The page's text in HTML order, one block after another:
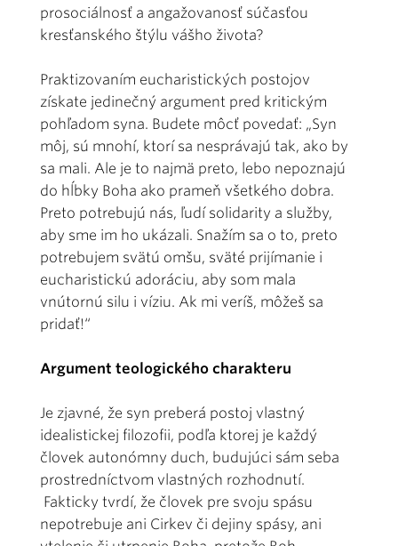
prosociálnosť a angažovanosť súčasťou
kresťanského štýlu vášho života?
Praktizovaním eucharistických postojov
získate jedinečný argument pred kritickým
pohľadom syna. Budete môcť povedať: „Syn
môj, sú mnohí, ktorí sa nesprávajú tak, ako by
sa mali. Ale je to najmä preto, lebo nepoznajú
do hĺbky Boha ako prameň všetkého dobra.
Preto potrebujú nás, ľudí solidarity a služby,
aby sme im ho ukázali. Snažím sa o to, preto
potrebujem svätú omšu, sväté prijímanie i
eucharistickú adoráciu, aby som mala
vnútornú silu i víziu. Ak mi veríš, môžeš sa
pridať!“
Argument teologického charakteru
Je zjavné, že syn preberá postoj vlastný
idealistickej filozofii, podľa ktorej je každý
človek autonómny duch, budujúci sám seba
prostredníctvom vlastných rozhodnutí.
Fakticky tvrdí, že človek pre svoju spásu
nepotrebuje ani Cirkev či dejiny spásy, ani